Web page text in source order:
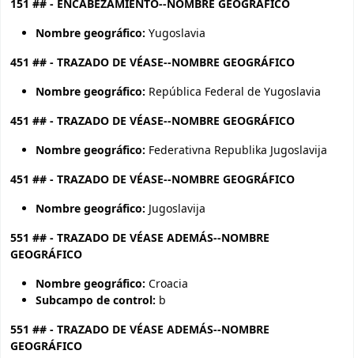
151 ## - ENCABEZAMIENTO--NOMBRE GEOGRÁFICO
Nombre geográfico: Yugoslavia
451 ## - TRAZADO DE VÉASE--NOMBRE GEOGRÁFICO
Nombre geográfico: República Federal de Yugoslavia
451 ## - TRAZADO DE VÉASE--NOMBRE GEOGRÁFICO
Nombre geográfico: Federativna Republika Jugoslavija
451 ## - TRAZADO DE VÉASE--NOMBRE GEOGRÁFICO
Nombre geográfico: Jugoslavija
551 ## - TRAZADO DE VÉASE ADEMÁS--NOMBRE
GEOGRÁFICO
Nombre geográfico: Croacia
Subcampo de control: b
551 ## - TRAZADO DE VÉASE ADEMÁS--NOMBRE
GEOGRÁFICO